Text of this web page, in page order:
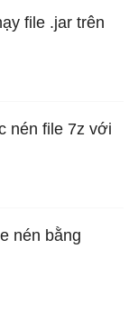
file .jar trên
nén file 7z với
nén bằng